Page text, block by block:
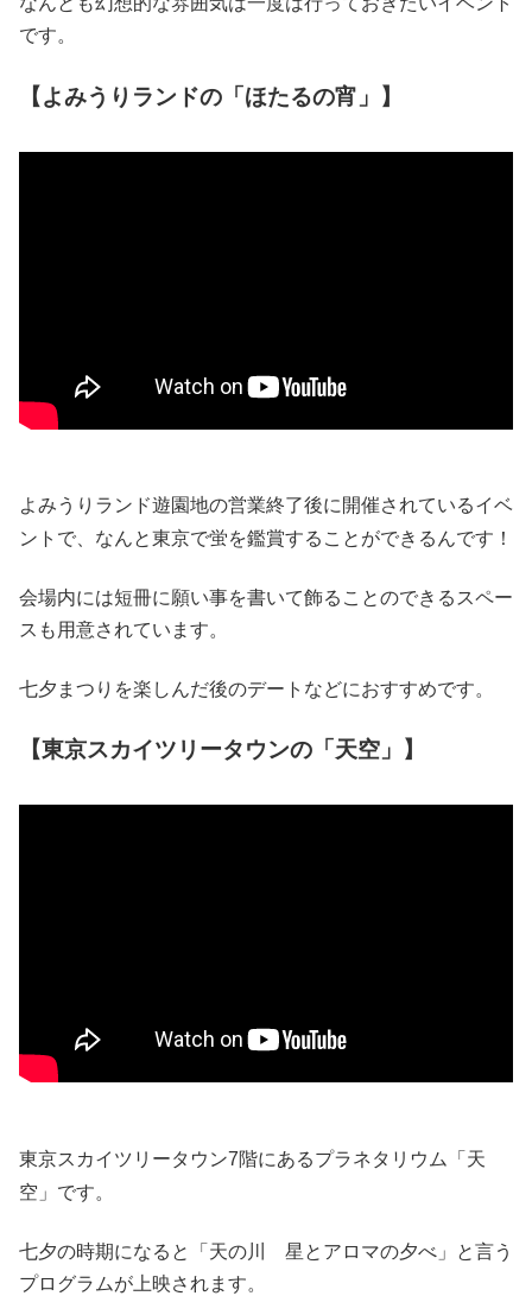
です。
【よみうりランドの「ほたるの宵」】
よみうりランド遊園地の営業終了後に開催されているイベ
ントで、なんと東京で蛍を鑑賞することができるんです！
会場内には短冊に願い事を書いて飾ることのできるスペー
スも用意されています。
七夕まつりを楽しんだ後のデートなどにおすすめです。
【東京スカイツリータウンの「天空」】
東京スカイツリータウン7階にあるプラネタリウム「天
空」です。
七夕の時期になると「天の川 星とアロマの夕べ」と言う
プログラムが上映されます。